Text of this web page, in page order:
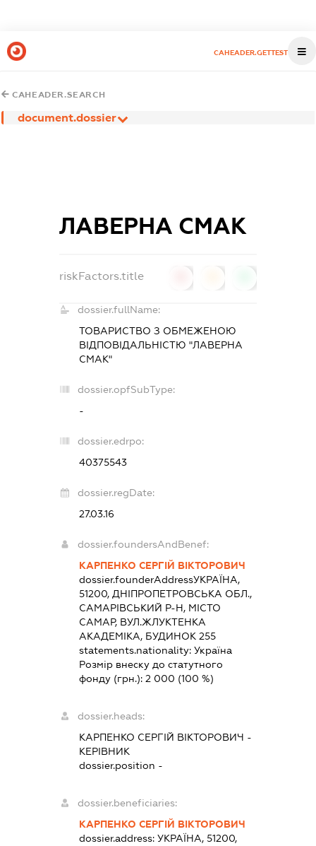
CAHEADER.GETTEST
CAHEADER.SEARCH
document.dossier
ЛАВЕРНА СМАК
riskFactors.title
dossier.fullName:
ТОВАРИСТВО З ОБМЕЖЕНОЮ
ВІДПОВІДАЛЬНІСТЮ "ЛАВЕРНА
СМАК"
dossier.opfSubType:
-
dossier.edrpo:
40375543
dossier.regDate:
27.03.16
dossier.foundersAndBenef:
КАРПЕНКО СЕРГІЙ ВІКТОРОВИЧ
dossier.founderAddressУКРАЇНА,
51200, ДНІПРОПЕТРОВСЬКА ОБЛ.,
САМАРІВСЬКИЙ Р-Н, МІСТО
САМАР, ВУЛ.ЖЛУКТЕНКА
АКАДЕМІКА, БУДИНОК 255
statements.nationality:Україна
Розмір внеску до статутного
фонду (грн.):2 000 (100 %)
dossier.heads:
КАРПЕНКО СЕРГІЙ ВІКТОРОВИЧ -
КЕРІВНИК
dossier.position -
dossier.beneficiaries:
КАРПЕНКО СЕРГІЙ ВІКТОРОВИЧ
dossier.address:УКРАЇНА, 51200,